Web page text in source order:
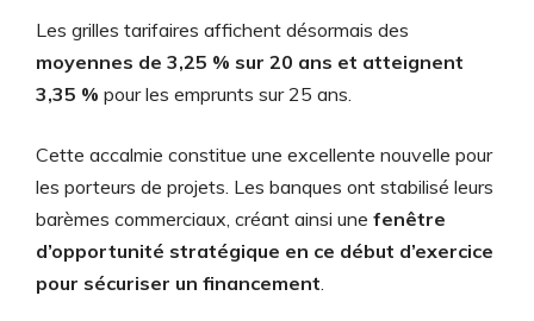
Les grilles tarifaires affichent désormais des
moyennes de 3,25 % sur 20 ans et atteignent
3,35 % pour les emprunts sur 25 ans.
Cette accalmie constitue une excellente nouvelle pour
les porteurs de projets. Les banques ont stabilisé leurs
barèmes commerciaux, créant ainsi une fenêtre
d’opportunité stratégique en ce début d’exercice
pour sécuriser un financement.